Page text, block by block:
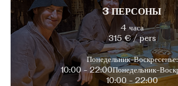
3 ПЕРСОНЫ
4 часа
315 € / pers
Понедельник-Воскресенье:
10:00 - 22:00Понедельник-
10:00 - 22:00